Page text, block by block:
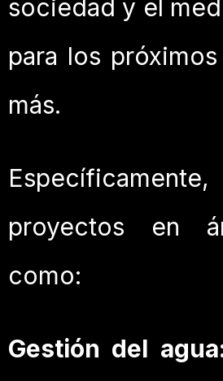
sociedad y el
para los
más.
proyectos en
como:
Gestión del